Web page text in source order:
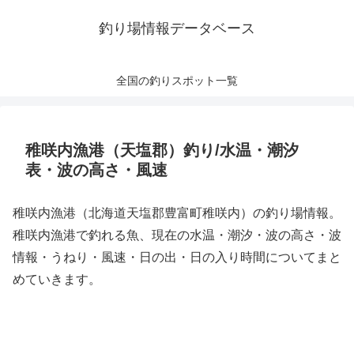
釣り場情報データベース
全国の釣りスポット一覧
稚咲内漁港（天塩郡）釣り/水温・潮汐
表・波の高さ・風速
稚咲内漁港（北海道天塩郡豊富町稚咲内）の釣り場情報。
稚咲内漁港で釣れる魚、現在の水温・潮汐・波の高さ・波
情報・うねり・風速・日の出・日の入り時間についてまと
めていきます。